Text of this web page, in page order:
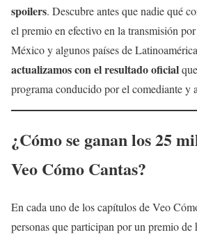
spoilers. Descubre antes que nadie qué
el premio en efectivo en la transmisión por
México y algunos países de
actualizamos con el resultado oficial
programa conducido por el comediante y
¿Cómo se ganan los 25
Veo Cómo Cantas?
En cada uno de los capítulos de Veo
personas que participan por un premio de